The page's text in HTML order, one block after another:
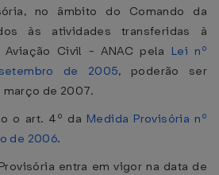
no âmbito do Comando da
às atividades transferidas à
Civil - ANAC pela Lei nº
de 2005, poderão ser
março de 2007.
o art. 4º da Medida Provisória nº
de 2006.
entra em vigor na data de